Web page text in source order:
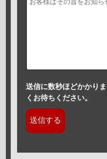
送信に数秒ほどかかり
くお待ちください。